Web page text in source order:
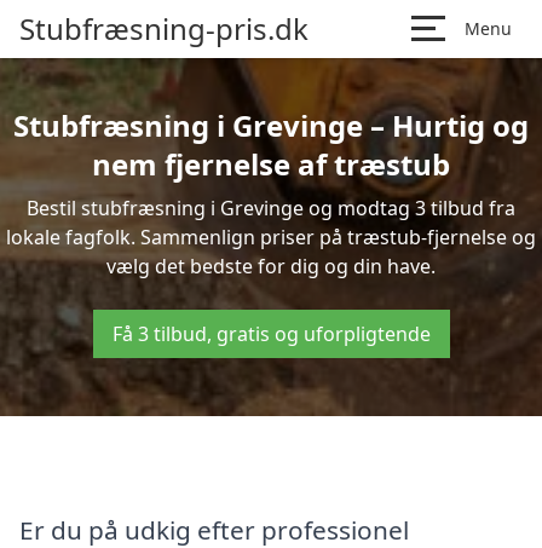
Stubfræsning-pris.dk Menu
Stubfræsning i Grevinge – Hurtig og
nem fjernelse af træstub
Bestil stubfræsning i Grevinge og modtag 3 tilbud fra
lokale fagfolk. Sammenlign priser på træstub-fjernelse og
vælg det bedste for dig og din have.
Få 3 tilbud, gratis og uforpligtende
Er du på udkig efter professionel